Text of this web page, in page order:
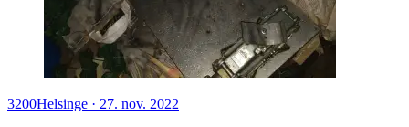
3200Helsinge · 27. nov. 2022